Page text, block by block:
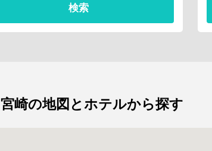
検索
宮崎の地図とホテルから探す